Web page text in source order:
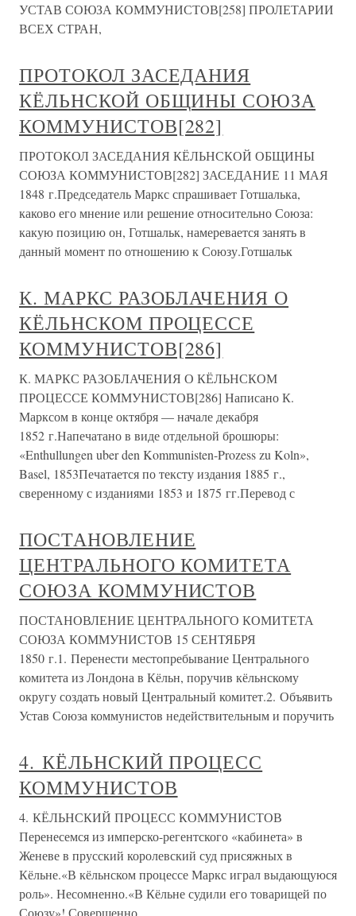
УСТАВ СОЮЗА КОММУНИСТОВ[258] ПРОЛЕТАРИИ
ВСЕХ СТРАН,
ПРОТОКОЛ ЗАСЕДАНИЯ
КЁЛЬНСКОЙ ОБЩИНЫ СОЮЗА
КОММУНИСТОВ[282]
ПРОТОКОЛ ЗАСЕДАНИЯ КЁЛЬНСКОЙ ОБЩИНЫ
СОЮЗА КОММУНИСТОВ[282] ЗАСЕДАНИЕ 11 МАЯ
1848 г.Председатель Маркс спрашивает Готшалька,
каково его мнение или решение относительно Союза:
какую позицию он, Готшальк, намеревается занять в
данный момент по отношению к Союзу.Готшальк
К. МАРКС РАЗОБЛАЧЕНИЯ О
КЁЛЬНСКОМ ПРОЦЕССЕ
КОММУНИСТОВ[286]
К. МАРКС РАЗОБЛАЧЕНИЯ О КЁЛЬНСКОМ
ПРОЦЕССЕ КОММУНИСТОВ[286] Написано К.
Марксом в конце октября — начале декабря
1852 г.Напечатано в виде отдельной брошюры:
«Enthullungen uber den Kommunisten-Prozess zu Koln»,
Basel, 1853Печатается по тексту издания 1885 г.,
сверенному с изданиями 1853 и 1875 гг.Перевод с
ПОСТАНОВЛЕНИЕ
ЦЕНТРАЛЬНОГО КОМИТЕТА
СОЮЗА КОММУНИСТОВ
ПОСТАНОВЛЕНИЕ ЦЕНТРАЛЬНОГО КОМИТЕТА
СОЮЗА КОММУНИСТОВ 15 СЕНТЯБРЯ
1850 г.1. Перенести местопребывание Центрального
комитета из Лондона в Кёльн, поручив кёльнскому
округу создать новый Центральный комитет.2. Объявить
Устав Союза коммунистов недействительным и поручить
4. КЁЛЬНСКИЙ ПРОЦЕСС
КОММУНИСТОВ
4. КЁЛЬНСКИЙ ПРОЦЕСС КОММУНИСТОВ
Перенесемся из имперско-регентского «кабинета» в
Женеве в прусский королевский суд присяжных в
Кёльне.«В кёльнском процессе Маркс играл выдающуюся
роль». Несомненно.«В Кёльне судили его товарищей по
Союзу»! Совершенно